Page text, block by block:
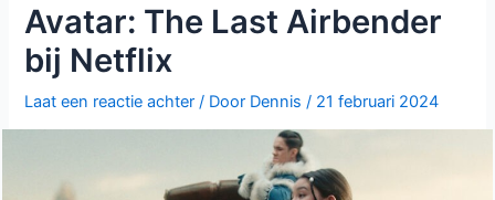
Avatar: The Last Airbender
bij Netflix
Laat een reactie achter / Door Dennis/ 21 februari 2024